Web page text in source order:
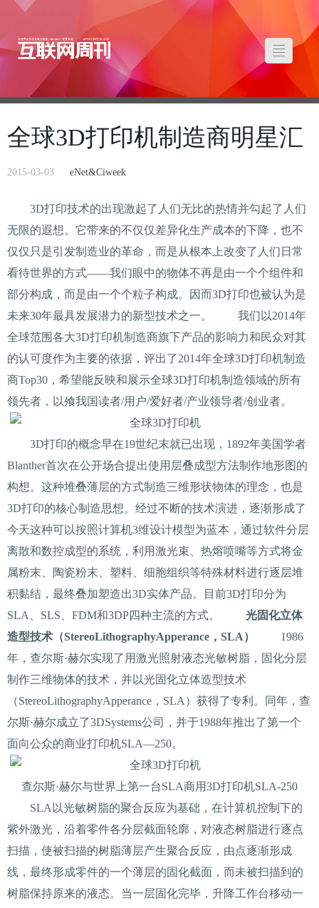
全球3D打印机制造商明星汇
2015-03-03 eNet&Ciweek
3D打印技术的出现激起了人们无比的热情并勾起了人们
无限的遐想。它带来的不仅仅差异化生产成本的下降，也不
仅仅只是引发制造业的革命，而是从根本上改变了人们日常
看待世界的方式——我们眼中的物体不再是由一个个组件和
部分构成，而是由一个个粒子构成。因而3D打印也被认为是
未来30年最具发展潜力的新型技术之一。 我们以2014年
全球范围各大3D打印机制造商旗下产品的影响力和民众对其
的认可度作为主要的依据，评出了2014年全球3D打印机制造
商Top30，希望能反映和展示全球3D打印机制造领域的所有
领先者，以飧我国读者/用户/爱好者/产业领导者/创业者。
3D打印的概念早在19世纪末就已出现，1892年美国学者
Blanther首次在公开场合提出使用层叠成型方法制作地形图的
构想。这种堆叠薄层的方式制造三维形状物体的理念，也是
3D打印的核心制造思想。经过不断的技术演进，逐渐形成了
今天这种可以按照计算机3维设计模型为蓝本，通过软件分层
离散和数控成型的系统，利用激光束、热熔喷嘴等方式将金
属粉末、陶瓷粉末、塑料、细胞组织等特殊材料进行逐层堆
积黏结，最终叠加塑造出3D实体产品。目前3D打印分为
SLA、SLS、FDM和3DP四种主流的方式。 光固化立体
造型技术（StereoLithographyApperance，SLA）
1986
年，查尔斯·赫尔实现了用激光照射液态光敏树脂，固化分层
制作三维物体的技术，并以光固化立体造型技术
（StereoLithographyApperance，SLA）获得了专利。同年，查
尔斯·赫尔成立了3DSystems公司，并于1988年推出了第一个
面向公众的商业打印机SLA—250。
查尔斯·赫尔与世界上第一台SLA商用3D打印机SLA-250
SLA以光敏树脂的聚合反应为基础，在计算机控制下的
紫外激光，沿着零件各分层截面轮廓，对液态树脂进行逐点
扫描，使被扫描的树脂薄层产生聚合反应，由点逐渐形成
线，最终形成零件的一个薄层的固化截面，而未被扫描到的
树脂保持原来的液态。当一层固化完毕，升降工作台移动一